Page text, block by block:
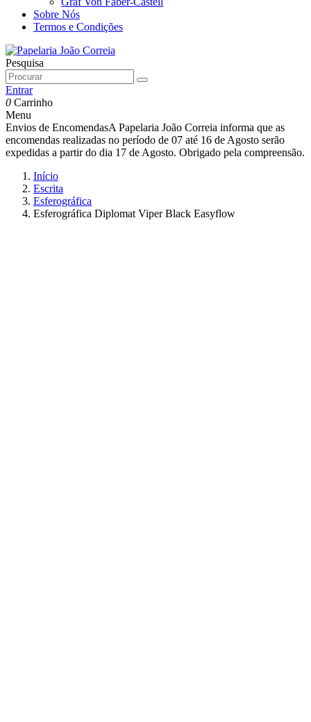
Sobre Nós
Termos e Condições
Pesquisa
Entrar
0 Carrinho
Menu
Envios de EncomendasA Papelaria João Correia informa que as
encomendas realizadas no período de 07 até 16 de Agosto serão
expedidas a partir do dia 17 de Agosto. Obrigado pela compreensão.
Início
Escrita
Esferográfica
Esferográfica Diplomat Viper Black Easyflow